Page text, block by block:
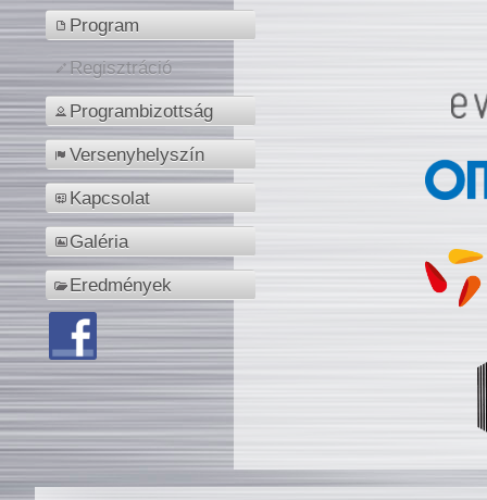
Program
Regisztráció
Programbizottság
Versenyhelyszín
Kapcsolat
Galéria
Eredmények